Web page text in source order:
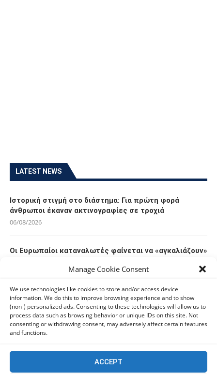
Manage Cookie Consent
We use technologies like cookies to store and/or access device
information. We do this to improve browsing experience and to show
(non-) personalized ads. Consenting to these technologies will allow us to
process data such as browsing behavior or unique IDs on this site. Not
consenting or withdrawing consent, may adversely affect certain features
and functions.
ACCEPT
LATEST NEWS
Ιστορική στιγμή στο διάστημα: Για πρώτη φορά
άνθρωποι έκαναν ακτινογραφίες σε τροχιά
06/08/2026
Οι Ευρωπαίοι καταναλωτές φαίνεται να «αγκαλιάζουν»
Οι χρήστες Mac είναι περισσότερο εκτεθειμένοι σε
κυβερνοαπειλές αλλά λαμβάνουν λιγότερα μέτρα
προστασίας
06/08/2026
Πόλη Χρυσοχούς: Σε εξέλιξη η ενοποίηση τεσσάρων
αρχαιολογικών χώρων (εικόνες)